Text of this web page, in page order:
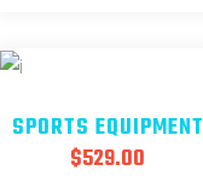
SPORTS EQUIPMENT
$529.00